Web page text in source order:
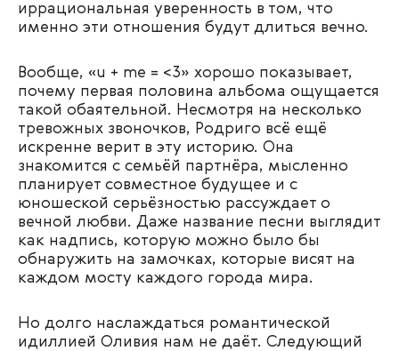
иррациональная уверенность в том, что
именно эти отношения будут длиться вечно.
Вообще, «u + me = <3» хорошо показывает,
почему первая половина альбома ощущается
такой обаятельной. Несмотря на несколько
тревожных звоночков, Родриго всё ещё
искренне верит в эту историю. Она
знакомится с семьёй партнёра, мысленно
планирует совместное будущее и с
юношеской серьёзностью рассуждает о
вечной любви. Даже название песни выглядит
как надпись, которую можно было бы
обнаружить на замочках, которые висят на
каждом мосту каждого города мира.
Но долго наслаждаться романтической
идиллией Оливия нам не даёт. Следующий